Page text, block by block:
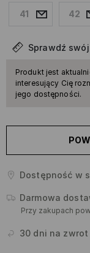
41 42
Sprawdź
Produkt jest
interesujący Cię
jego dostępności.
Dostępność w
Darmowa
Przy zakupach
30 dni na zwrot